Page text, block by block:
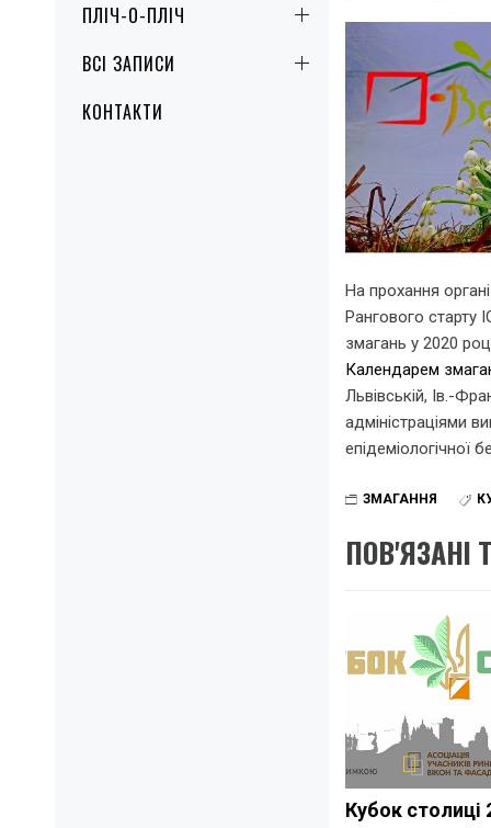
ПЛІЧ-О-ПЛІЧ
ВСІ ЗАПИСИ
КОНТАКТИ
На прохання
Рангового старту
змагань у 2020
Календарем
Львівській, Ів.-
адміністраціями
епідеміологічної
ЗМАГАННЯ
ПОВ'ЯЗАНІ
Кубок столиці